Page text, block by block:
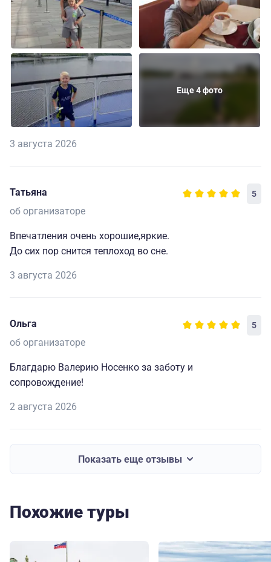
Еще 4 фото
3 августа 2026
Татьяна 5
об организаторе
Впечатления очень хорошие,яркие.
До сих пор снится теплоход во сне.
3 августа 2026
Ольга 5
об организаторе
Благдарю Валерию Носенко за заботу и
сопровождение!
2 августа 2026
Показать еще отзывы
Похожие туры